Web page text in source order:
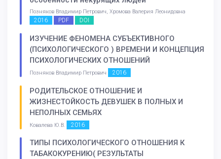
Позняков Владимир Петрович, Хромова Валерия Леонидовна
2016 PDF DOI
ИЗУЧЕНИЕ ФЕНОМЕНА СУБЪЕКТИВНОГО
(ПСИХОЛОГИЧЕСКОГО ) ВРЕМЕНИ И КОНЦЕПЦИЯ
ПСИХОЛОГИЧЕСКИХ ОТНОШЕНИЙ
Позняков Владимир Петрович 2016
РОДИТЕЛЬСКОЕ ОТНОШЕНИЕ И
ЖИЗНЕСТОЙКОСТЬ ДЕВУШЕК В ПОЛНЫХ И
НЕПОЛНЫХ СЕМЬЯХ
Ковалева Ю.В. 2016
ТИПЫ ПСИХОЛОГИЧЕСКОГО ОТНОШЕНИЯ К
ТАБАКОКУРЕНИЮ( РЕЗУЛЬТАТЫ